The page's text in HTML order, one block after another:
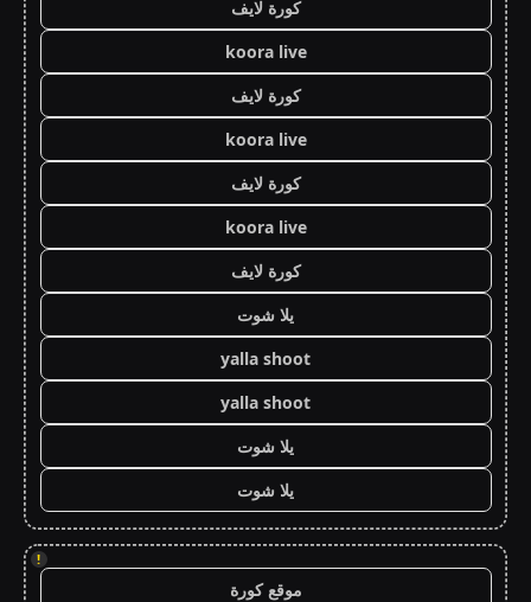
كورة لايف
koora live
كورة لايف
koora live
كورة لايف
koora live
كورة لايف
يلا شوت
yalla shoot
yalla shoot
يلا شوت
يلا شوت
!
موقع كورة